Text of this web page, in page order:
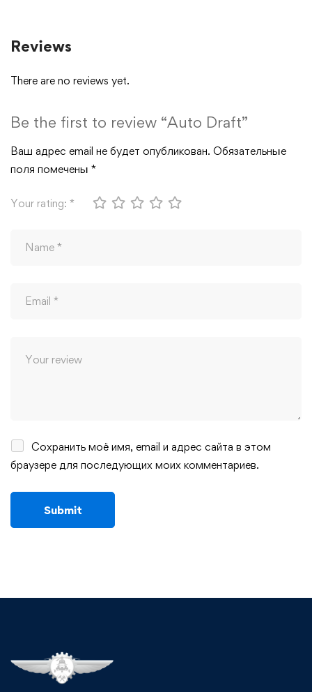
Reviews
There are no reviews yet.
Be the first to review “Auto Draft”
Ваш адрес email не будет опубликован. Обязательные
поля помечены *
Your rating: *
Сохранить моё имя, email и адрес сайта в этом
браузере для последующих моих комментариев.